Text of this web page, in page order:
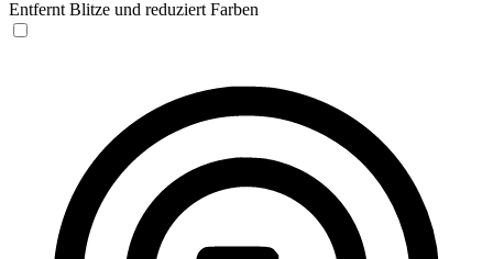
Entfernt Blitze und reduziert Farben